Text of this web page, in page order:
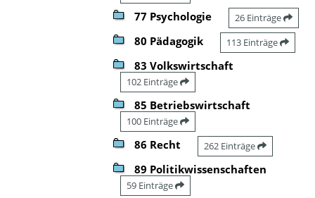
77 Psychologie 26 Einträge
80 Pädagogik 113 Einträge
83 Volkswirtschaft
102 Einträge
85 Betriebswirtschaft
100 Einträge
86 Recht 262 Einträge
89 Politikwissenschaften
59 Einträge